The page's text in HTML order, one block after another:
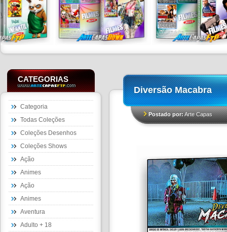
CATEGORIAS
Categoria
Todas Coleções
Coleções Desenhos
Coleções Shows
Ação
Animes
Ação
Animes
Aventura
Adulto + 18
Diversão Macabra
Postado por:Arte Capas